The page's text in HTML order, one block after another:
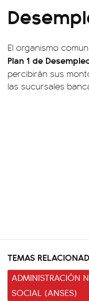
El organismo
Plan 1 de
percibirán sus
las sucursales
TEMAS
ADMINISTRACIÓN
SOCIAL (ANSES)